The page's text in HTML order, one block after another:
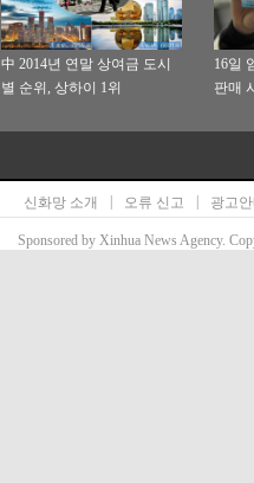
中 2014년 연말 상여금 도시
별 순위, 상하이 1위
16일
판매